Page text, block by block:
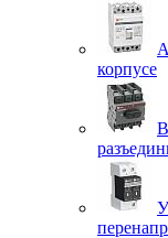
корпусе